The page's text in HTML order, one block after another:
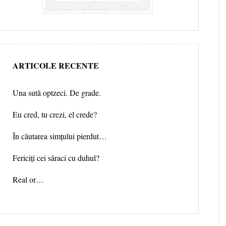
ARTICOLE RECENTE
Una sută optzeci. De grade.
Eu cred, tu crezi, el crede?
În căutarea simțului pierdut…
Fericiți cei săraci cu duhul?
Real or…